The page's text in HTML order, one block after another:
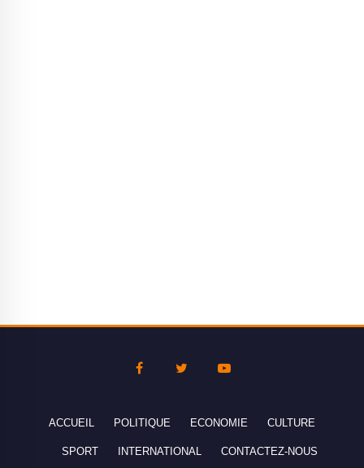
ACCUEIL POLITIQUE ECONOMIE CULTURE
SPORT INTERNATIONAL CONTACTEZ-NOUS